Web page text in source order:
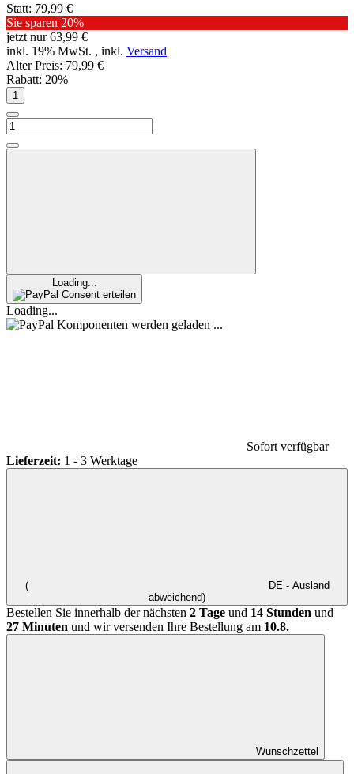
Statt: 79,99 €
Sie sparen 20%
jetzt nur63,99 €
inkl. 19% MwSt. , inkl. Versand
Alter Preis: 79,99 €
Rabatt: 20%
Loading...
Consent erteilen
Loading...
Komponenten werden geladen ...
Sofort verfügbar
Lieferzeit: 1 - 3 Werktage
(
DE - Ausland
abweichend)
Bestellen Sie innerhalb der nächsten 2 Tage und 14 Stunden und
27 Minuten und wir versenden Ihre Bestellung am 10.8.
Wunschzettel